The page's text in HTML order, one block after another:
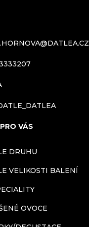
@DATLEA.CZ
VÁS
DRUHU
VELIKOSTI BALENÍ
OVOCE